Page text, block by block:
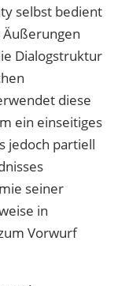
selbst bedient
Äußerungen
Dialogstruktur
diese
ein einseitiges
jedoch partiell
seiner
in
Vorwurf